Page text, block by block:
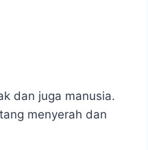
dan juga manusia.
menyerah dan